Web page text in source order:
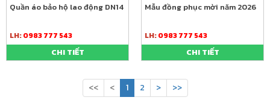
Quần áo bảo hộ lao động DN14
LH:0983 777 543
CHI TIẾT
Mẫu đồng phục mời năm 2026
LH:0983 777 543
CHI TIẾT
<< < 1 2 > >>